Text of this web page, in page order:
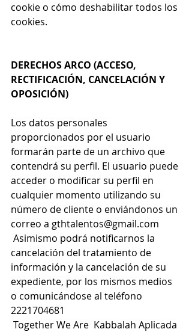
cookie o cómo deshabilitar todos los
cookies.
DERECHOS ARCO (ACCESO,
RECTIFICACIÓN, CANCELACIÓN Y
OPOSICIÓN)
Los datos personales
proporcionados por el usuario
formarán parte de un archivo que
contendrá su perfil. El usuario puede
acceder o modificar su perfil en
cualquier momento utilizando su
número de cliente o enviándonos un
correo a gthtalentos@gmail.com
cancelación del tratamiento de
información y la cancelación de su
expediente, por los mismos medios
o comunicándose al teléfono
2221704681
Together We Are
  Kabbalah Aplicada